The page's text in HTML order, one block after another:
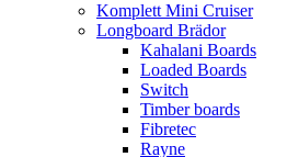
Komplett Mini Cruiser
Longboard Brädor
Kahalani Boards
Loaded Boards
Switch
Timber boards
Fibretec
Rayne